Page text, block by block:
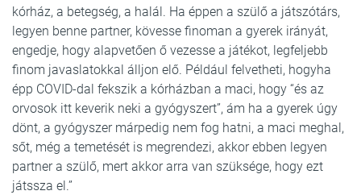
kórház, a betegség, a halál. Ha éppen a szülő a játszótárs,
legyen benne partner, kövesse finoman a gyerek irányát,
engedje, hogy alapvetően ő vezesse a játékot, legfeljebb
finom javaslatokkal álljon elő. Például felvetheti, hogyha
épp COVID-dal fekszik a kórházban a maci, hogy “és az
orvosok itt keverik neki a gyógyszert”, ám ha a gyerek úgy
dönt, a gyógyszer márpedig nem fog hatni, a maci meghal,
sőt, még a temetését is megrendezi, akkor ebben legyen
partner a szülő, mert akkor arra van szüksége, hogy ezt
játssza el.”